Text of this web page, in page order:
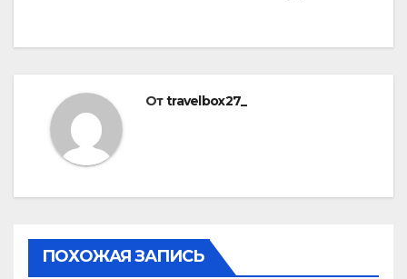
Отtravelbox27_
ПОХОЖАЯ ЗАПИСЬ